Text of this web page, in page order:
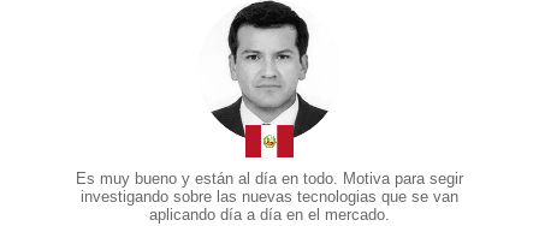
Es muy bueno y están al día en todo. Motiva para segir
investigando sobre las nuevas tecnologias que se van
aplicando día a día en el mercado.